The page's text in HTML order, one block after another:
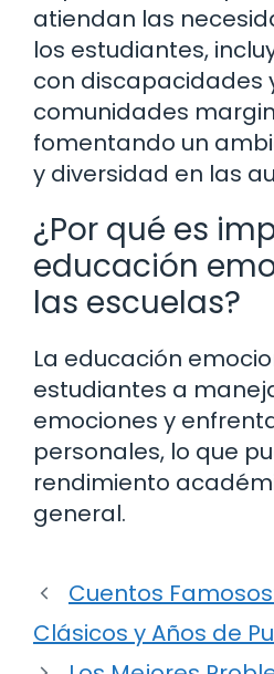
atiendan las
los estudiantes,
con discapacidades
comunidades
fomentando un
y diversidad en las
¿Por qué es
educación
las escuelas?
La educación
estudiantes a
emociones y
personales, lo que
rendimiento
general.
Cuentos
Clásicos y Años de